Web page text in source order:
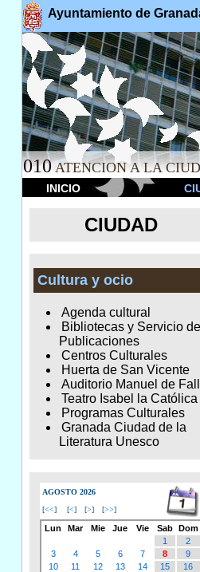
Ayuntamiento de
010 ATENCION A LA
INICIO
CIUDAD
Cultura y ocio
Agenda cultural
Bibliotecas y Servicio de
Publicaciones
Centros Culturales
Huerta de San Vicente
Auditorio Manuel de
Teatro Isabel la Católica
Programas Culturales
Granada Ciudad de la
Literatura Unesco
AGOSTO 2026
[<<] [<] [>] [>>]
Lun Mar Mie Jue Vie Sab
Dom
1
2
3
4 5 6 7 8
9
10
11 12 13 14 15
16